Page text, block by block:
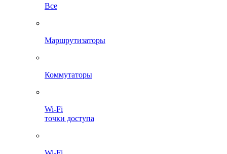
Все
Маршрутизаторы
Коммутаторы
Wi-Fi
точки доступа